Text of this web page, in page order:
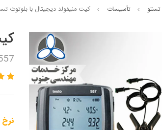
تأسیسات کیت منیفولد دیجیتال با بلوتوث